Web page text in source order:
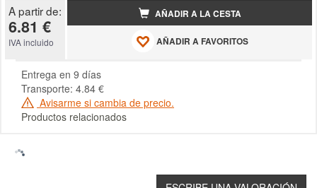
A partir de:
6.81 €
IVA incluido
AÑADIR A LA CESTA
AÑADIR A FAVORITOS
Entrega en 9 días
Transporte: 4.84 €
Avisarme si cambia de precio.
Productos relacionados